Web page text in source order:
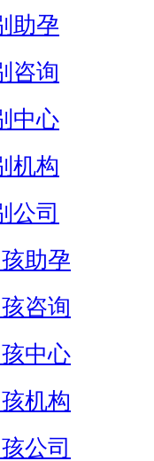
助孕
咨询
中心
机构
公司
助孕
咨询
中心
机构
公司